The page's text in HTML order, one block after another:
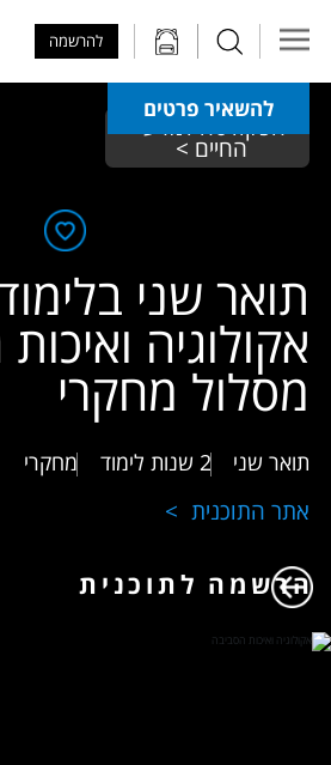
להרשמה
להשאיר פרטים
הפקולטה למדעי
החיים >
תואר שני
אקולוגיה
מסלול מחקרי
תואר שני 2 שנות לימוד מחקרי
אתר התוכנית
הרשמה לתוכנית